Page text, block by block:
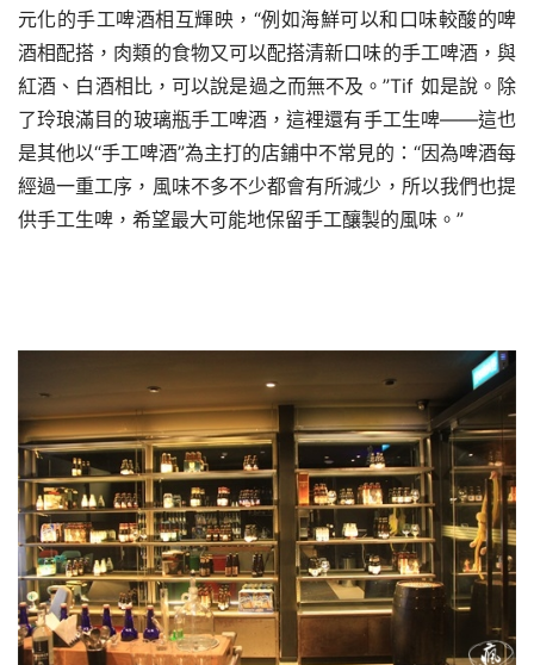
元化的手工啤酒相互輝映，“例如海鮮可以和口味較酸的啤
酒相配搭，肉類的食物又可以配搭清新口味的手工啤酒，與
紅酒、白酒相比，可以說是過之而無不及。”Tif 如是說。除
了玲琅滿目的玻璃瓶手工啤酒，這裡還有手工生啤——這也
是其他以“手工啤酒”為主打的店鋪中不常見的：“因為啤酒每
經過一重工序，風味不多不少都會有所減少，所以我們也提
供手工生啤，希望最大可能地保留手工釀製的風味。”